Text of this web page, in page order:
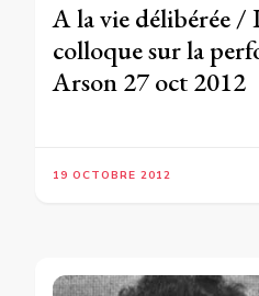
A la vie délibérée
colloque sur la
Arson 27 oct 2012
19 OCTOBRE 2012